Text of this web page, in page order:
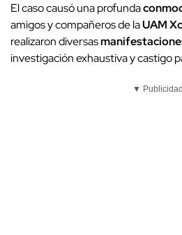
El caso causó una profunda
amigos y compañeros de laUAM
realizaron diversas
investigación exhaustiva y castigo
▼ Publicidad